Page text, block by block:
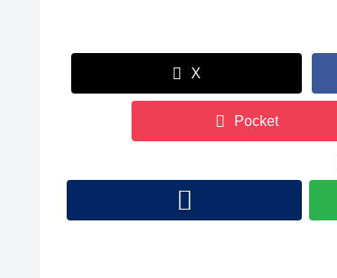
X
Pocket